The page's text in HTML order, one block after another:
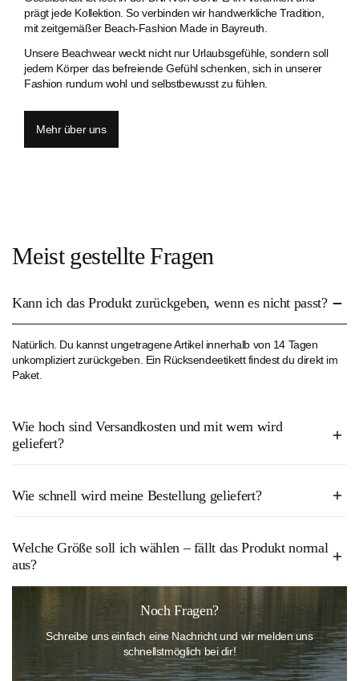
prägt jede Kollektion. So verbinden wir handwerkliche Tradition,
mit zeitgemäßer Beach-Fashion Made in Bayreuth.
Unsere Beachwear weckt nicht nur Urlaubsgefühle, sondern soll
jedem Körper das befreiende Gefühl schenken, sich in unserer
Fashion rundum wohl und selbstbewusst zu fühlen.
Mehr über uns
Noch Fragen?
Schreibe uns einfach eine Nachricht und wir melden uns
schnellstmöglich bei dir!
Meist gestellte Fragen
Kann ich das Produkt zurückgeben, wenn es nicht passt?
Natürlich. Du kannst ungetragene Artikel innerhalb von 14 Tagen
unkompliziert zurückgeben. Ein Rücksendeetikett findest du direkt im
Paket.
Wie hoch sind Versandkosten und mit wem wird
geliefert?
unter 50€ kosten derzeit 2,50€.
Die Lieferung erfolgt derzeit durch unseren Versandpartner Hermes.
Wie schnell wird meine Bestellung geliefert?
versenden klimafreundlich mit Hermes, inklusive Sendungsverfolgung.
Welche Größe soll ich wählen – fällt das Produkt normal
aus?
Unsere Bademode fällt größengerecht aus. Wenn du unsicher bist,
wirf einen Blick in unsere
Größentabelle
Kundenservice – wir helfen dir gerne bei der Auswahl der perfekten